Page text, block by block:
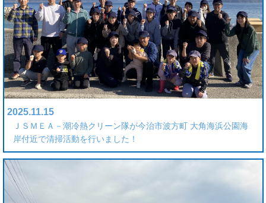
2025.11.15
ＪＳＭＥＡ－潮冷熱クリーン隊が今治市波方町 大角海浜公園海
岸付近で清掃活動を行いました！